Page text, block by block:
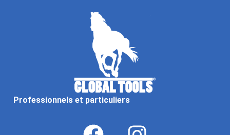
Professionnels et particuliers